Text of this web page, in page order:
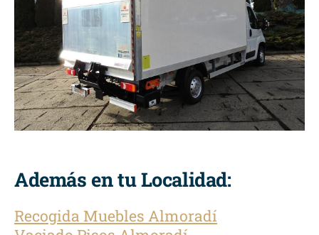
Además en tu Localidad:
Recogida Muebles Almoradí